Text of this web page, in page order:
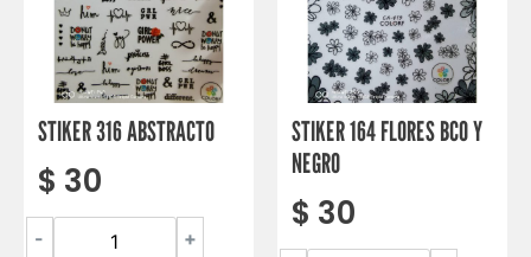
STIKER 316 ABSTRACTO
$ 30
- +
STIKER 164 FLORES BCO Y
NEGRO
$ 30